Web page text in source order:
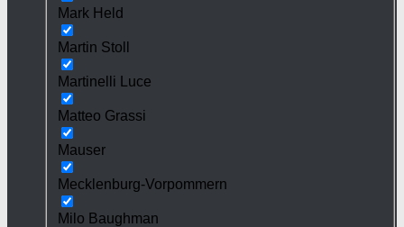
Mark Held
Martin Stoll
Martinelli Luce
Matteo Grassi
Mauser
Mecklenburg-Vorpommern
Milo Baughman